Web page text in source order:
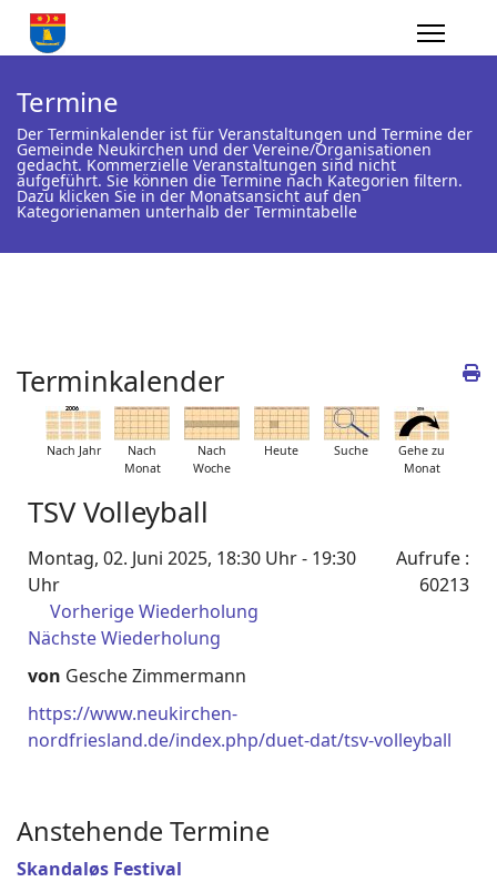
Termine
Der Terminkalender ist für Veranstaltungen und Termine der
Gemeinde Neukirchen und der Vereine/Organisationen
gedacht. Kommerzielle Veranstaltungen sind nicht
aufgeführt. Sie können die Termine nach Kategorien filtern.
Dazu klicken Sie in der Monatsansicht auf den
Kategorienamen unterhalb der Termintabelle
Terminkalender
Nach Jahr
Nach
Monat
Nach
Woche
Heute Suche
Gehe zu
Monat
TSV Volleyball
Montag, 02. Juni 2025, 18:30 Uhr - 19:30
Uhr
Vorherige Wiederholung
Nächste Wiederholung
Aufrufe :
60213
von Gesche Zimmermann
https://www.neukirchen-
nordfriesland.de/index.php/duet-dat/tsv-volleyball
Anstehende Termine
Skandaløs Festival